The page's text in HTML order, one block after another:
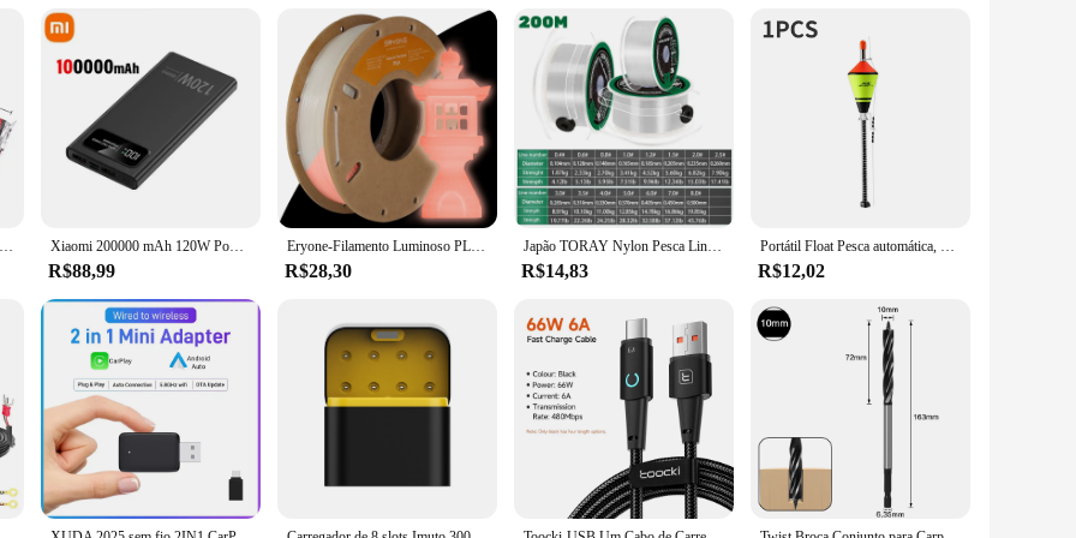
kitchens
to revolutionize the way you handle frozen foods. Made from robust aluminum, this tray is built to last and withstand the rigors of daily
also features a non-slip base, ensuring your food stays in place while defrosting. The tray's impressive performance is evident in its ability
addition to any kitchen. Whether you're a busy household or a professional chef, this tray is engineered to save you time and energy,
efficiency. Its energy-saving design means you can defrost your food without consuming excessive energy, making it an eco-friendly
a variety of food items, from meats to vegetables, making it a versatile tool for any cooking scenario. Its lightweight construction allows
can get back to your cooking tasks without delay. The tray's performance is consistent, ensuring that your food is ready to cook or
in your kitchen's efficiency. Whether you're looking to purchase for personal use or for a commercial kitchen, this tray is available for
tools, and its performance is backed by the satisfaction of both vendors and suppliers. With this tray, you're not just getting a product;
and enhance your culinary experience.
Mini churrasco sem fumaça queima rápida carvão frutas madeira churrasco doméstico carvão inflamável e resistente ao calor Xiaomi 200000 mAh 120W Power Bank Bateria de carregamento super rápido Banco de potência com display digital de alta capacidade para iPhone Samsung Huawei
R$88,99
Eryone-Filamento Luminoso PLA, Plástico Brilhante no Escuro, Materiais de Impressão 3D, Transporte Rápido, 200g, 1,75mm
R$28,30
Japão TORAY Nylon Pesca Linha 200M Super Forte Revestimento De Fluorocarbono Linha Principal Linha Invisível Rápido Pesca Carpa Afundando pesca linha multifilamento linha de pipa pescaria linha de pipas chilenas linha
R$14,83
Portátil Float Pesca automática, Bobber rápido, Acessórios de pesca Set, Oceano Ferramentas Dispositivo, 1-5pcs
R$12,02